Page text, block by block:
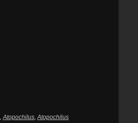
,Atopochilus,Atopochilus